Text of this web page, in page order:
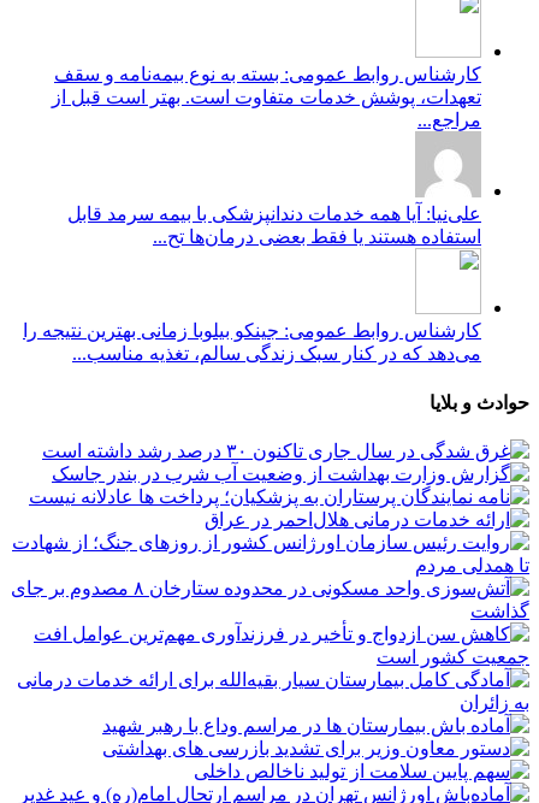
کارشناس روابط عمومی: بسته به نوع بیمه‌نامه و سقف
تعهدات، پوشش خدمات متفاوت است. بهتر است قبل از
مراجع...
علی‌نیا: آیا همه خدمات دندانپزشکی با بیمه سرمد قابل
استفاده هستند یا فقط بعضی درمان‌ها تح...
کارشناس روابط عمومی: جینکو بیلوبا زمانی بهترین نتیجه را
می‌دهد که در کنار سبک زندگی سالم، تغذیه مناسب...
حوادث و بلایا